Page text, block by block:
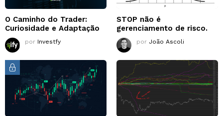
O Caminho do Trader:
Curiosidade e Adaptação
por Investfy
STOP não é
gerenciamento de risco.
por João Ascoli